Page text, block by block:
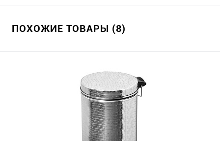
ПОХОЖИЕ ТОВАРЫ (8)